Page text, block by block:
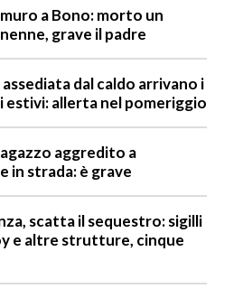
a Bono: morto un
grave il padre
assediata dal caldo arrivano i
estivi: allerta nel pomeriggio
aggredito a
in strada: è grave
scatta il sequestro: sigilli
e altre strutture, cinque